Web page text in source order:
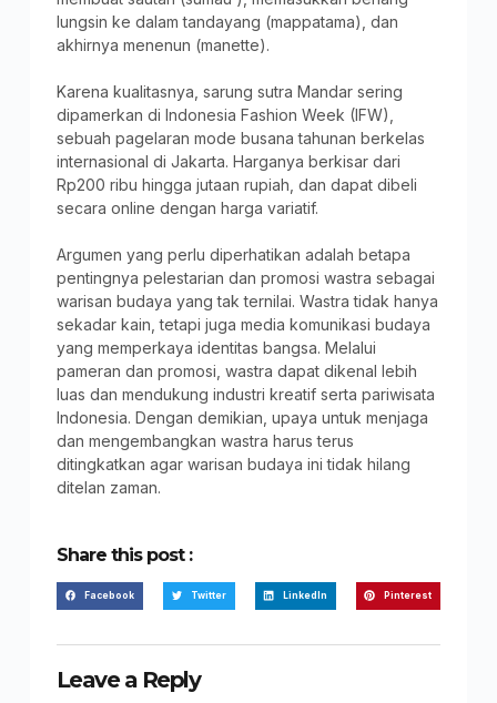
lungsin ke dalam tandayang (mappatama), dan
akhirnya menenun (manette).
Karena kualitasnya, sarung sutra Mandar sering
dipamerkan di Indonesia Fashion Week (IFW),
sebuah pagelaran mode busana tahunan berkelas
internasional di Jakarta. Harganya berkisar dari
Rp200 ribu hingga jutaan rupiah, dan dapat dibeli
secara online dengan harga variatif.
Argumen yang perlu diperhatikan adalah betapa
pentingnya pelestarian dan promosi wastra sebagai
warisan budaya yang tak ternilai. Wastra tidak hanya
sekadar kain, tetapi juga media komunikasi budaya
yang memperkaya identitas bangsa. Melalui
pameran dan promosi, wastra dapat dikenal lebih
luas dan mendukung industri kreatif serta pariwisata
Indonesia. Dengan demikian, upaya untuk menjaga
dan mengembangkan wastra harus terus
ditingkatkan agar warisan budaya ini tidak hilang
ditelan zaman.
Share this post :
Facebook Twitter LinkedIn Pinterest
Leave a Reply